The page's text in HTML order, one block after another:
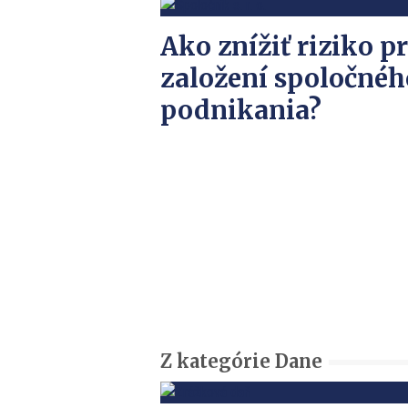
Ako znížiť riziko
založení
podnikania?
Z kategórie Dane